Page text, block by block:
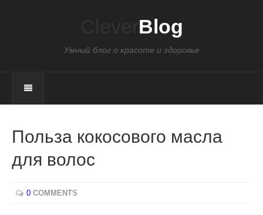
Blog
Умный блог о красоте и здоровье
Польза кокосового масла
для волос
0 COMMENTS